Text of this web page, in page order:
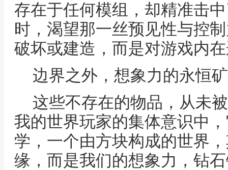
存在于任何模组，却精准击
时，渴望那一丝预见性与控
破坏或建造，而是对游戏内
边界之外，想象力的永恒
这些不存在的物品，从未
我的世界玩家的集体意识中
学，一个由方块构成的世界
缘，而是我们的想象力，钻